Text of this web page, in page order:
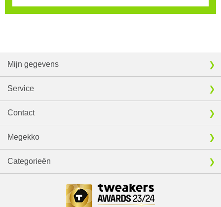
Mijn gegevens
Service
Contact
Megekko
Categorieën